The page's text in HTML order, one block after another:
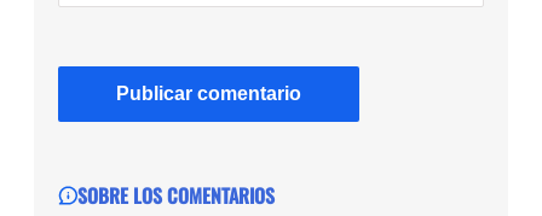
SOBRE LOS COMENTARIOS